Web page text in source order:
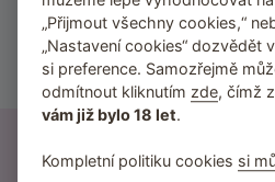
Sexuální návody
Testy a recenze
BDSM techniky, fetiš
od reálných zákazníků
„Přijmout všechny cookies,“
„Nastavení cookies“ dozvědět
si preference. Samozřejmě
odmítnout kliknutím zde, čímž
vám již bylo 18 let.
Kompletní politiku cookies si